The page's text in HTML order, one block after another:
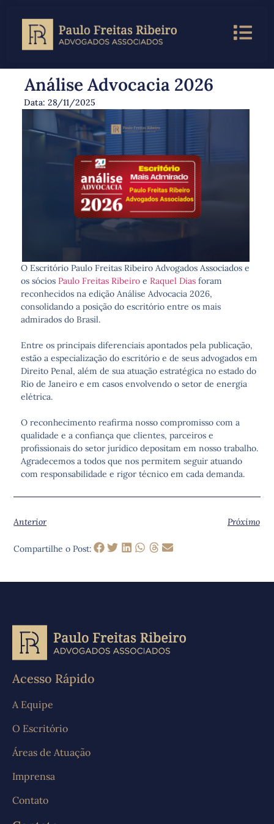
Análise Advocacia 2026
Data: 28/11/2025
O Escritório Paulo Freitas Ribeiro Advogados Associados e
os sóciosPaulo Freitas Ribeiro eRaquel Dias foram
reconhecidos na edição Análise Advocacia 2026,
consolidando a posição do escritório entre os mais
admirados do Brasil.
Entre os principais diferenciais apontados pela publicação,
estão a especialização do escritório e de seus advogados em
Direito Penal, além de sua atuação estratégica no estado do
Rio de Janeiro e em casos envolvendo o setor de energia
elétrica.
O reconhecimento reafirma nosso compromisso com a
qualidade e a confiança que clientes, parceiros e
profissionais do setor jurídico depositam em nosso trabalho.
Agradecemos a todos que nos permitem seguir atuando
com responsabilidade e rigor técnico em cada demanda.
Anterior Próximo
Compartilhe o Post:
Acesso Rápido
A Equipe
O Escritório
Áreas de Atuação
Imprensa
Contato